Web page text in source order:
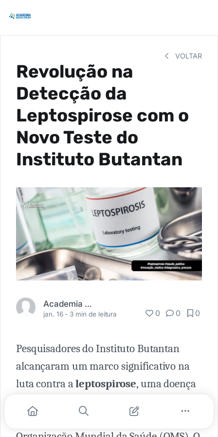
VOLTAR
Revolução na
Detecção da
Leptospirose com o
Novo Teste do
Instituto Butantan
Academia Médica
jan. 16 - 3 min de leitura 0 0 0
Pesquisadores do Instituto Butantan
alcançaram um marco significativo na
luta contra aleptospirose, uma doença
subnotificada, conforme destacado pela